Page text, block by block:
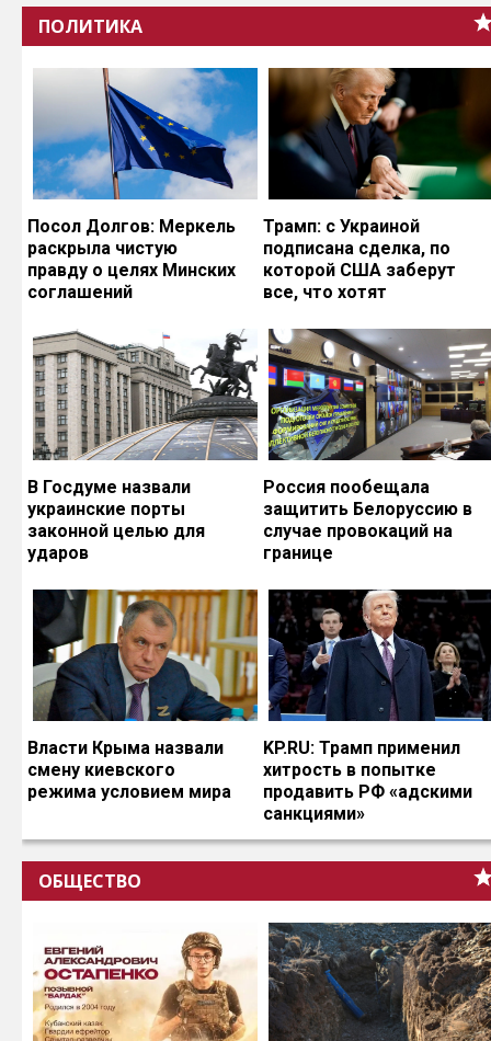
ПОЛИТИКА
Посол Долгов: Меркель
раскрыла чистую
правду о целях Минских
соглашений
Трамп: с Украиной
подписана сделка, по
которой США заберут
все, что хотят
В Госдуме назвали
украинские порты
законной целью для
ударов
Россия пообещала
защитить Белоруссию в
случае провокаций на
границе
Власти Крыма назвали
смену киевского
режима условием мира
KP.RU: Трамп применил
хитрость в попытке
продавить РФ «адскими
санкциями»
ОБЩЕСТВО